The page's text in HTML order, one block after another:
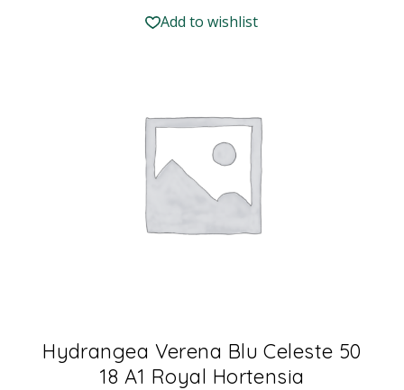
Add to wishlist
Hydrangea Verena Blu Celeste 50
18 A1 Royal Hortensia